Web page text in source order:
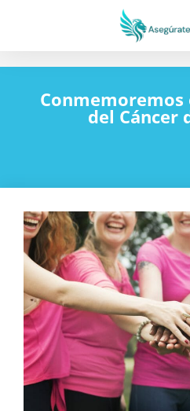
del Cáncer